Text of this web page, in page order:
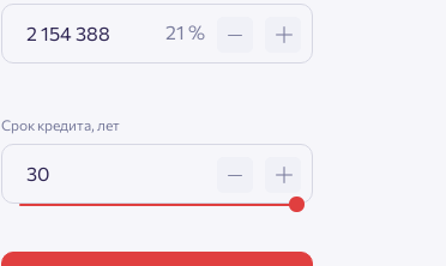
21 %
Срок кредита, лет